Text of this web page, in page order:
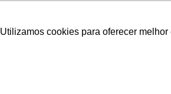
Utilizamos cookies para oferecer